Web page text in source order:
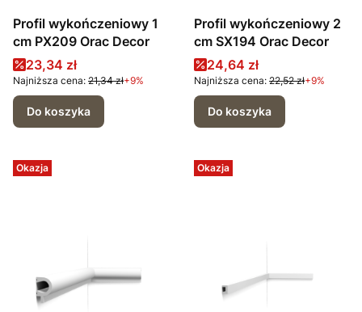
Profil wykończeniowy 1
cm PX209 Orac Decor
Cena promocyjna
23,34 zł
Najniższa cena: 21,34 zł+9%
Do koszyka
Profil wykończeniowy 2
cm SX194 Orac Decor
Cena promocyjna
24,64 zł
Najniższa cena: 22,52 zł+9%
Do koszyka
Okazja Okazja